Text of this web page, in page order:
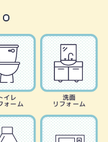
イレ
ォーム
洗面
リフォーム